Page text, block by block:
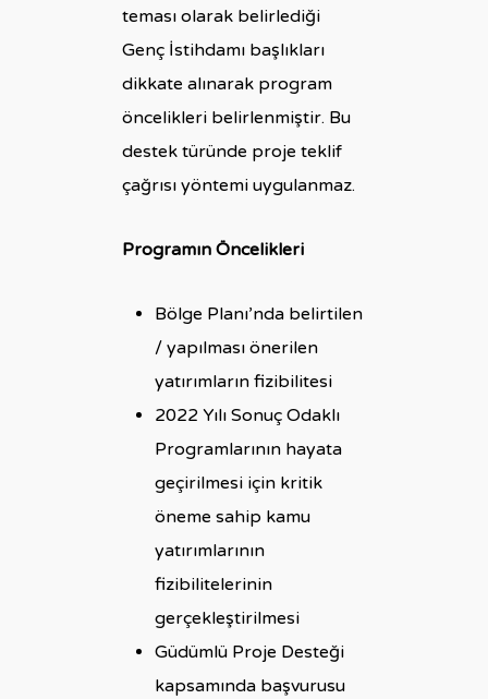
teması olarak belirlediği
Genç İstihdamı başlıkları
dikkate alınarak program
öncelikleri belirlenmiştir. Bu
destek türünde proje teklif
çağrısı yöntemi uygulanmaz.
Programın Öncelikleri
Bölge Planı’nda belirtilen
/ yapılması önerilen
yatırımların fizibilitesi
2022 Yılı Sonuç Odaklı
Programlarının hayata
geçirilmesi için kritik
öneme sahip kamu
yatırımlarının
fizibilitelerinin
gerçekleştirilmesi
Güdümlü Proje Desteği
kapsamında başvurusu